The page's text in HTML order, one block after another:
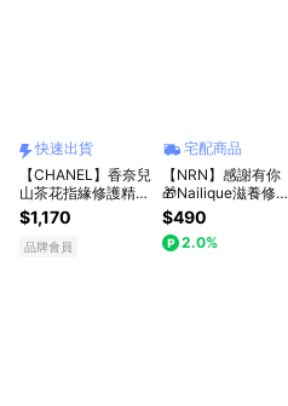
快速出貨
【CHANEL】香奈兒
山茶花指緣修護精華
11ml[快速出貨]
$1,170
品牌會員
宅配商品
【NRN】感謝有你
🎁Nailique滋養修護
指緣油禮盒(15ml) #
指甲保養油 #維他命
E護甲 #修護倒刺
$490
2.0%